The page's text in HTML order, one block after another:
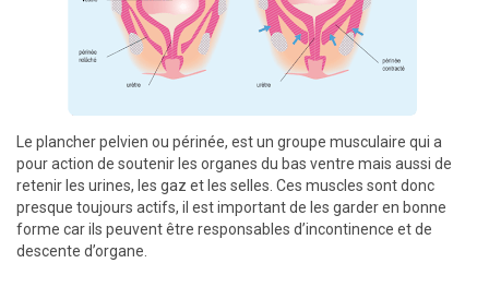
Le plancher pelvien ou périnée, est un groupe musculaire qui a
pour action de soutenir les organes du bas ventre mais aussi de
retenir les urines, les gaz et les selles. Ces muscles sont donc
presque toujours actifs, il est important de les garder en bonne
forme car ils peuvent être responsables d’incontinence et de
descente d’organe.